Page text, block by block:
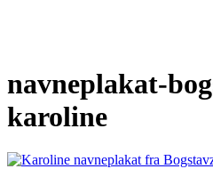
navneplakat-
karoline